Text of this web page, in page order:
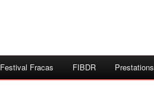
Festival Fracas FIBDR Prestations